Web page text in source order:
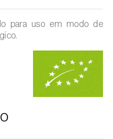
para uso em modo de